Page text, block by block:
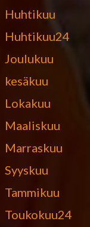
Huhtikuu
Huhtikuu24
Joulukuu
kesäkuu
Lokakuu
Maaliskuu
Marraskuu
Syyskuu
Tammikuu
Toukokuu24